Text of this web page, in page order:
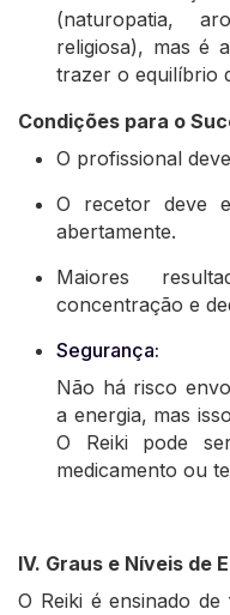
(naturopatia,
religiosa), mas é
trazer o equilíbrio
Condições para o
O profissional
O recetor deve
abertamente.
Maiores
concentração e
Segurança:
Não há risco
a energia, mas
O Reiki pode
medicamento ou
IV. Graus e Níveis de
O Reiki é ensinado